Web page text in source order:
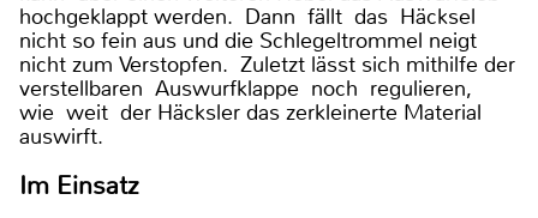
hochgeklappt werden. Dann fällt das Häcksel
nicht so fein aus und die Schlegeltrommel neigt
nicht zum Verstopfen. Zuletzt lässt sich mithilfe der
verstellbaren Auswurfklappe noch regulieren,
wie weit der Häcksler das zerkleinerte Material
auswirft.
Im Einsatz